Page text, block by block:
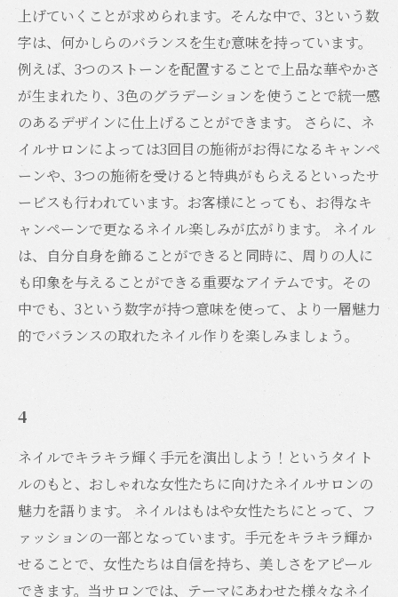
上げていくことが求められます。そんな中で、3という数
字は、何かしらのバランスを生む意味を持っています。
例えば、3つのストーンを配置することで上品な華やかさ
が生まれたり、3色のグラデーションを使うことで統一感
のあるデザインに仕上げることができます。 さらに、ネ
イルサロンによっては3回目の施術がお得になるキャンペ
ーンや、3つの施術を受けると特典がもらえるといったサ
ービスも行われています。お客様にとっても、お得なキ
ャンペーンで更なるネイル楽しみが広がります。 ネイル
は、自分自身を飾ることができると同時に、周りの人に
も印象を与えることができる重要なアイテムです。その
中でも、3という数字が持つ意味を使って、より一層魅力
的でバランスの取れたネイル作りを楽しみましょう。
4
ネイルでキラキラ輝く手元を演出しよう！というタイト
ルのもと、おしゃれな女性たちに向けたネイルサロンの
魅力を語ります。 ネイルはもはや女性たちにとって、フ
ァッションの一部となっています。手元をキラキラ輝か
せることで、女性たちは自信を持ち、美しさをアピール
できます。当サロンでは、テーマにあわせた様々なネイ